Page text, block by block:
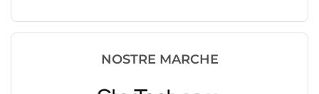
NOSTRE MARCHE